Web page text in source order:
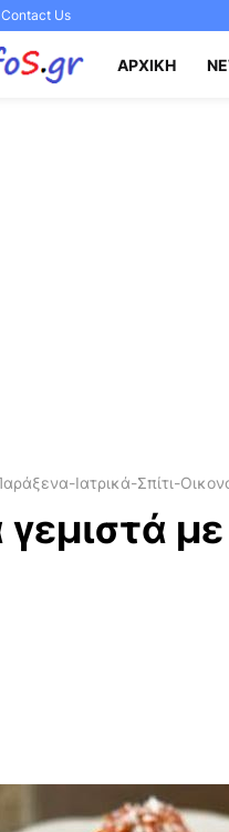
Contact Us
ΑΡΧΙΚΉ
Ιατρικά-Σπίτι-
με